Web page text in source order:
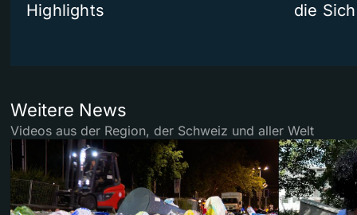
Highlights
die
Weitere News
Videos aus der Region, der Schweiz und aller Welt